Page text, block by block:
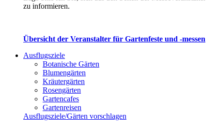
zu informieren.
Übersicht der Veranstalter für Gartenfeste und -messen
Ausflugsziele
Botanische Gärten
Blumengärten
Kräutergärten
Rosengärten
Gartencafes
Gartenreisen
Ausflugsziele/Gärten vorschlagen